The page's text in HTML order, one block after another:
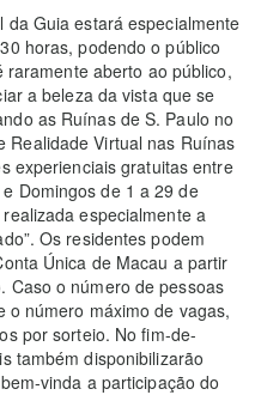
Guia estará especialmente
horas, podendo o público
aberto ao público,
a beleza da vista que se
as Ruínas de S. Paulo no
Realidade Virtual nas Ruínas
experienciais gratuitas entre
Domingos de 1 a 29 de
especialmente a
Os residentes podem
Única de Macau a partir
Caso o número de pessoas
o número máximo de vagas,
por sorteio. No fim-de-
também disponibilizarão
vinda a participação do